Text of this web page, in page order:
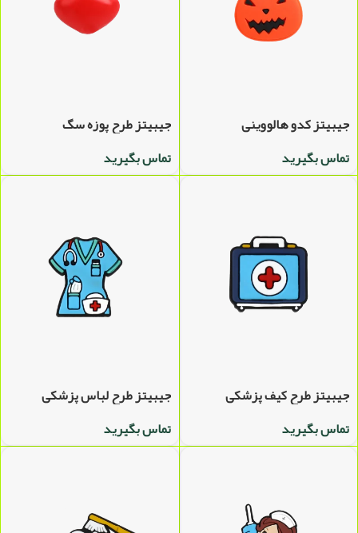
جیبیتز کدو هالووینی
تماس بگیرید
جیبیتز طرح پوزه سگ
تماس بگیرید
جیبیتز طرح کیف پزشکی
تماس بگیرید
جیبیتز طرح لباس پزشکی
تماس بگیرید